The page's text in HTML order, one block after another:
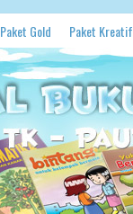
Paket Gold Paket Kreatif